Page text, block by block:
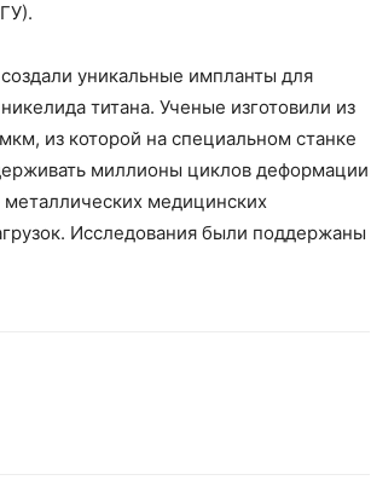
уникальные импланты для
титана. Ученые изготовили из
из которой на специальном станке
миллионы циклов деформации
металлических медицинских
Исследования были поддержаны